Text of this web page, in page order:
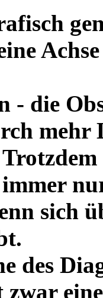
- die
mehr
sich
des
zwar